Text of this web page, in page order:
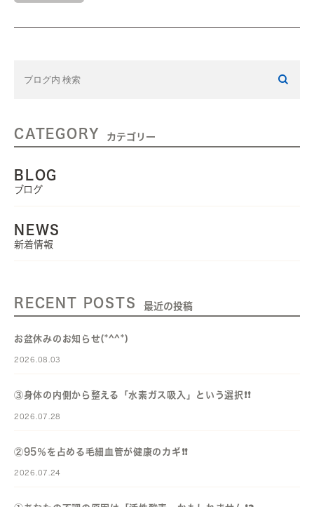
CATEGORY カテゴリー
BLOG
ブログ
NEWS
新着情報
RECENT POSTS 最近の投稿
お盆休みのお知らせ(*^^*)
2026.08.03
③身体の内側から整える「水素ガス吸入」という選択❗️❗️
2026.07.28
②95％を占める毛細血管が健康のカギ❗️❗️
2026.07.24